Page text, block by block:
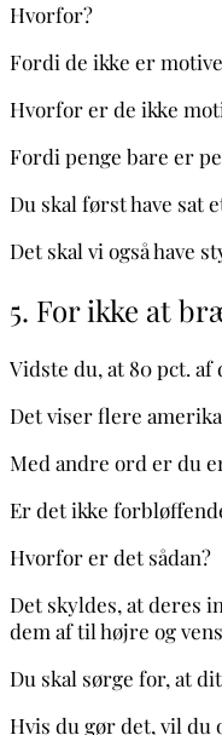
Hvorfor?
Fordi de ikke er
Hvorfor er de ikke
Fordi penge bare er
Du skal først have
Det skal vi også have
5. For ikke at
Vidste du, at 80 pct.
Det viser flere
Med andre ord er du
Er det ikke
Hvorfor er det sådan?
Det skyldes, at deres
dem af til højre og
Du skal sørge for, at
Hvis du gør det, vil du